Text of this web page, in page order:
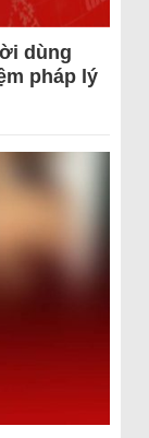
dùng
pháp lý